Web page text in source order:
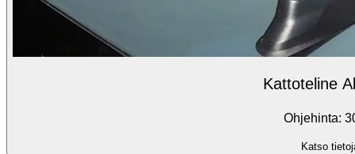
Kattoteline
Ohjehinta:
Katso